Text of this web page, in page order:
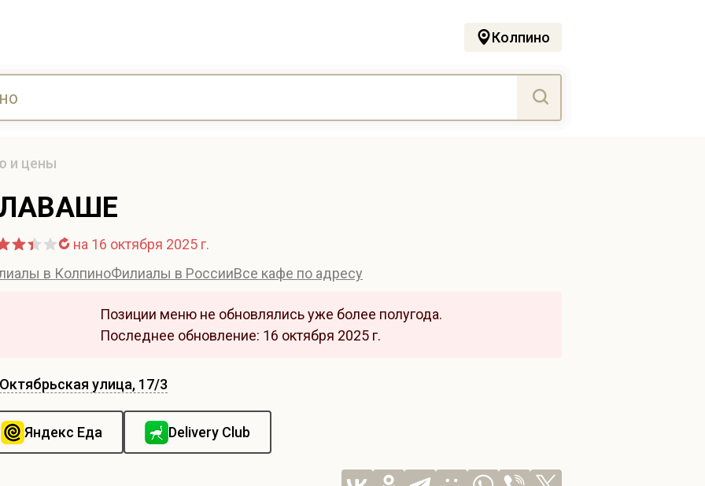
Колпино
и цены
на 16 октября 2025 г.
в КолпиноФилиалы в РоссииВсе кафе по адресу
Позиции меню не обновлялись уже более полугода.
Последнее обновление: 16 октября 2025 г.
Октябрьская улица, 17/3
Яндекс Еда Delivery Club